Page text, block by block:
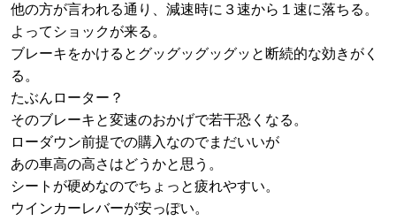
他の方が言われる通り、減速時に３速から１速に落ちる。
よってショックが来る。
ブレーキをかけるとグッグッグッグッと断続的な効きがく
る。
たぶんローター？
そのブレーキと変速のおかげで若干恐くなる。
ローダウン前提での購入なのでまだいいが
あの車高の高さはどうかと思う。
シートが硬めなのでちょっと疲れやすい。
ウインカーレバーが安っぽい。